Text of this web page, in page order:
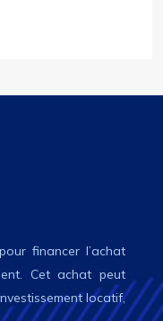
financer l’achat
Cet achat peut
locatif,